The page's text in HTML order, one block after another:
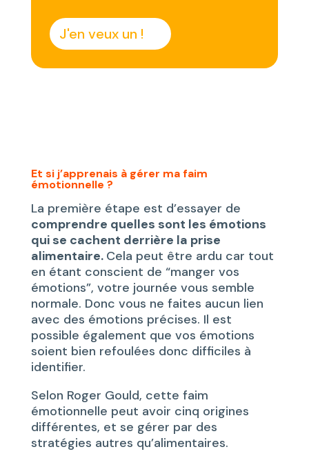
J'en veux un !
Et si j’apprenais à gérer ma faim
émotionnelle ?
La première étape est d’essayer de
comprendre quelles sont les émotions
qui se cachent derrière la prise
alimentaire. Cela peut être ardu car tout
en étant conscient de “manger vos
émotions”, votre journée vous semble
normale. Donc vous ne faites aucun lien
avec des émotions précises. Il est
possible également que vos émotions
soient bien refoulées donc difficiles à
identifier.
Selon Roger Gould, cette faim
émotionnelle peut avoir cinq origines
différentes, et se gérer par des
stratégies autres qu’alimentaires.